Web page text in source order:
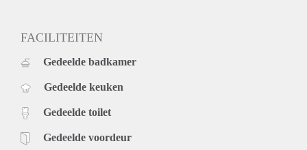
FACILITEITEN
Gedeelde badkamer
Gedeelde keuken
Gedeelde toilet
Gedeelde voordeur